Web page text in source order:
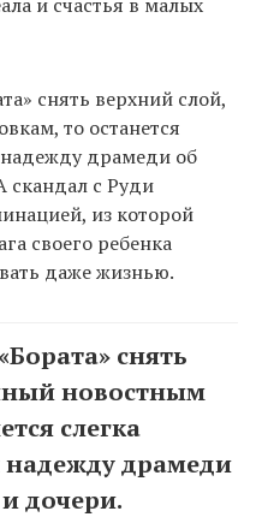
снять верхний слой,
то останется
драмеди об
скандал с Руди
из которой
своего ребенка
даже жизнью.
снять
новостным
слегка
драмеди
дочери.